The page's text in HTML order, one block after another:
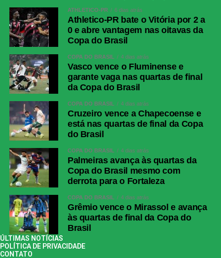
ATHLETICO-PR 6 dias atrás
Athletico-PR bate o Vitória por 2 a
0 e abre vantagem nas oitavas da
Copa do Brasil
COPA DO BRASIL 4 dias atrás
Vasco vence o Fluminense e
garante vaga nas quartas de final
da Copa do Brasil
COPA DO BRASIL 4 dias atrás
Cruzeiro vence a Chapecoense e
está nas quartas de final da Copa
do Brasil
COPA DO BRASIL 4 dias atrás
Palmeiras avança às quartas da
Copa do Brasil mesmo com
derrota para o Fortaleza
COPA DO BRASIL 4 dias atrás
Grêmio vence o Mirassol e avança
às quartas de final da Copa do
Brasil
ÚLTIMAS NOTÍCIAS
POLÍTICA DE PRIVACIDADE
CONTATO